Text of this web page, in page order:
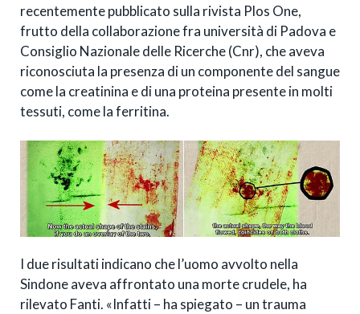
recentemente pubblicato sulla rivista Plos One,
frutto della collaborazione fra università di Padova e
Consiglio Nazionale delle Ricerche (Cnr), che aveva
riconosciuta la presenza di un componente del sangue
come la creatinina e di una proteina presente in molti
tessuti, come la ferritina.
I due risultati indicano che l’uomo avvolto nella
Sindone aveva affrontato una morte crudele, ha
rilevato Fanti. «Infatti – ha spiegato – un trauma